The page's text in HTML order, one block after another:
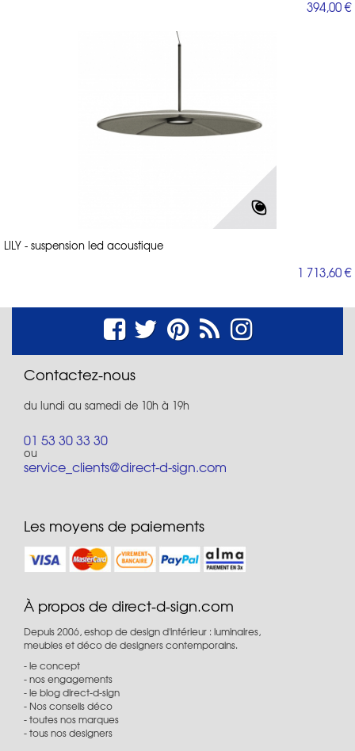
394,00 €
LILY - suspension led acoustique
1 713,60 €
Contactez-nous
du lundi au samedi de 10h à 19h
01 53 30 33 30
ou
service_clients@direct-d-sign.com
Les moyens de paiements
À propos de direct-d-sign.com
Depuis 2006, eshop de design d'intérieur : luminaires,
meubles et déco de designers contemporains.
le concept
nos engagements
le blog direct-d-sign
Nos conseils déco
toutes nos marques
tous nos designers